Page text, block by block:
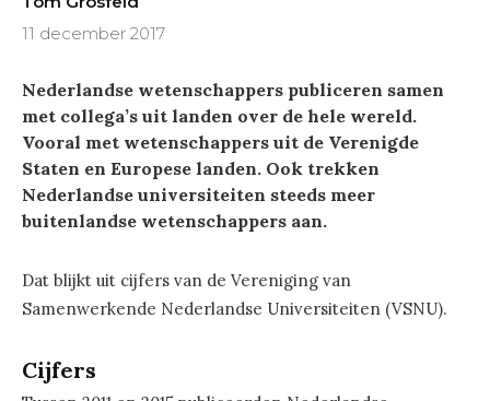
11 december 2017
Nederlandse wetenschappers publiceren samen
met collega’s uit landen over de hele wereld.
Vooral met wetenschappers uit de Verenigde
Staten en Europese landen. Ook trekken
Nederlandse universiteiten steeds meer
buitenlandse wetenschappers aan.
Dat blijkt uit cijfers van de Vereniging van
Samenwerkende Nederlandse Universiteiten (VSNU).
Cijfers